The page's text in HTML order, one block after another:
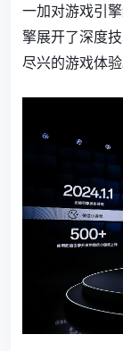
一加对游戏引
擎展开了深度
尽兴的游戏体验